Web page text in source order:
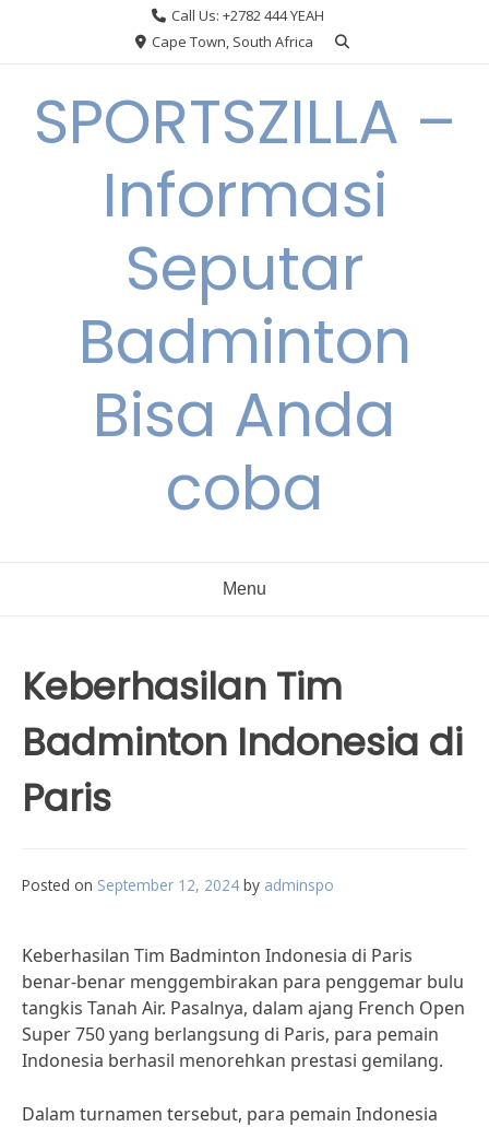
Call Us: +2782 444 YEAH
Cape Town, South Africa
SPORTSZILLA –
Informasi
Seputar
Badminton
Bisa Anda
coba
Menu
Keberhasilan Tim
Badminton Indonesia di
Paris
Posted on September 12, 2024 by adminspo
Keberhasilan Tim Badminton Indonesia di Paris
benar-benar menggembirakan para penggemar bulu
tangkis Tanah Air. Pasalnya, dalam ajang French Open
Super 750 yang berlangsung di Paris, para pemain
Indonesia berhasil menorehkan prestasi gemilang.
Dalam turnamen tersebut, para pemain Indonesia